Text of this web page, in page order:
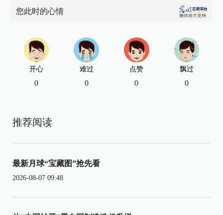
您此时的心情
开心
0
难过
0
点赞
0
飘过
0
推荐阅读
最新月球“宝藏图”抢先看
2026-08-07 09:48